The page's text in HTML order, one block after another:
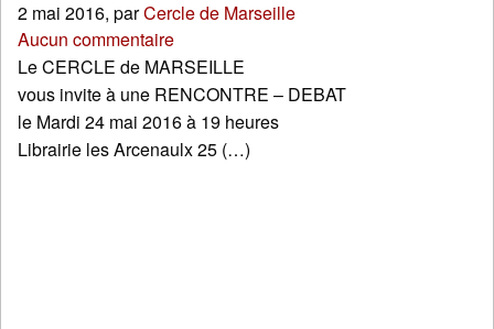
2 mai 2016, parCercle de Marseille
Aucun commentaire
Le CERCLE de MARSEILLE
vous invite à une RENCONTRE – DEBAT
le Mardi 24 mai 2016 à 19 heures
Librairie les Arcenaulx 25 (…)